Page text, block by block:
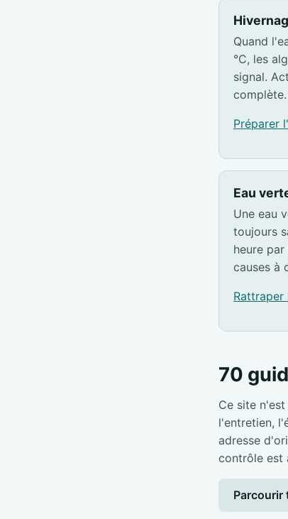
Quand
°C, les
signal.
complète.
Préparer
Eau
Une eau
toujours
heure par
causes à
70
Ce site
l'entretien,
adresse
contrôle est
Parcourir